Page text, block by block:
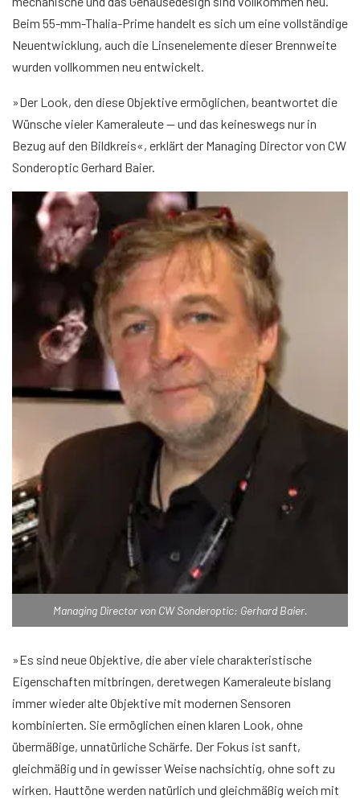
Beim 55-mm-Thalia-Prime handelt es sich um eine vollständige
Neuentwicklung, auch die Linsenelemente dieser Brennweite
wurden vollkommen neu entwickelt.
»Der Look, den diese Objektive ermöglichen, beantwortet die
Wünsche vieler Kameraleute — und das keineswegs nur in
Bezug auf den Bildkreis«, erklärt der Managing Director von CW
Sonderoptic Gerhard Baier.
Managing Director von CW Sonderoptic: Gerhard Baier.
»Es sind neue Objektive, die aber viele charakteristische
Eigenschaften mitbringen, deretwegen Kameraleute bislang
immer wieder alte Objektive mit modernen Sensoren
kombinierten. Sie ermöglichen einen klaren Look, ohne
übermäßige, unnatürliche Schärfe. Der Fokus ist sanft,
gleichmäßig und in gewisser Weise nachsichtig, ohne soft zu
wirken. Hauttöne werden natürlich und gleichmäßig weich mit